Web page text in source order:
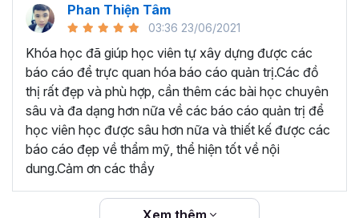
ngần ngại đăng ký ngay khóa học
thống Báo cáo Quản trị bằng Excel
năng làm báo cáo trên Excel, cũng như tiết kiệm nhiều thời
gian khi làm việc hơn nhé!
Phan Thiện Tâm
03:36 23/06/2021
Khóa học đã giúp học viên tự xây dựng được các
báo cáo để trực quan hóa báo cáo quản trị.Các đồ
thị rất đẹp và phù hợp, cần thêm các bài học chuyên
sâu và đa dạng hơn nữa về các báo cáo quản trị để
học viên học được sâu hơn nữa và thiết kế được các
báo cáo đẹp về thẩm mỹ, thể hiện tốt về nội
dung.Cảm ơn các thầy
Xem thêm